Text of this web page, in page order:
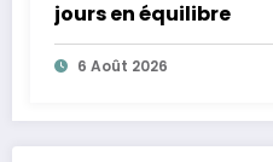
jours en équilibre
6 Août 2026